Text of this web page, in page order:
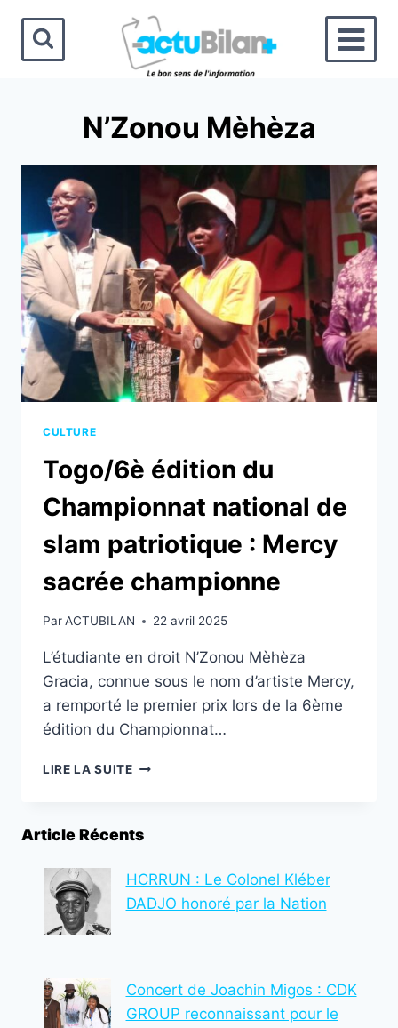
contenu
N’Zonou Mèhèza
CULTURE
Togo/6è édition du
Championnat national de
slam patriotique : Mercy
sacrée championne
ParACTUBILAN 22 avril 2025
L’étudiante en droit N’Zonou Mèhèza
Gracia, connue sous le nom d’artiste Mercy,
a remporté le premier prix lors de la 6ème
édition du Championnat…
LIRE LA SUITETOGO/6È
NATIONAL
SLAM
PATRIOTIQUE
:
Article Récents
HCRRUN : Le Colonel Kléber
DADJO honoré par la Nation
Concert de Joachin Migos : CDK
GROUP reconnaissant pour le